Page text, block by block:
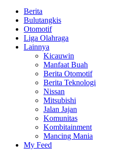
Berita
Bulutangkis
Otomotif
Liga Olahraga
Lainnya
Kicauwin
Manfaat Buah
Berita Otomotif
Berita Teknologi
Nissan
Mitsubishi
Jalan Jajan
Komunitas
Kombitainment
Mancing Mania
My Feed